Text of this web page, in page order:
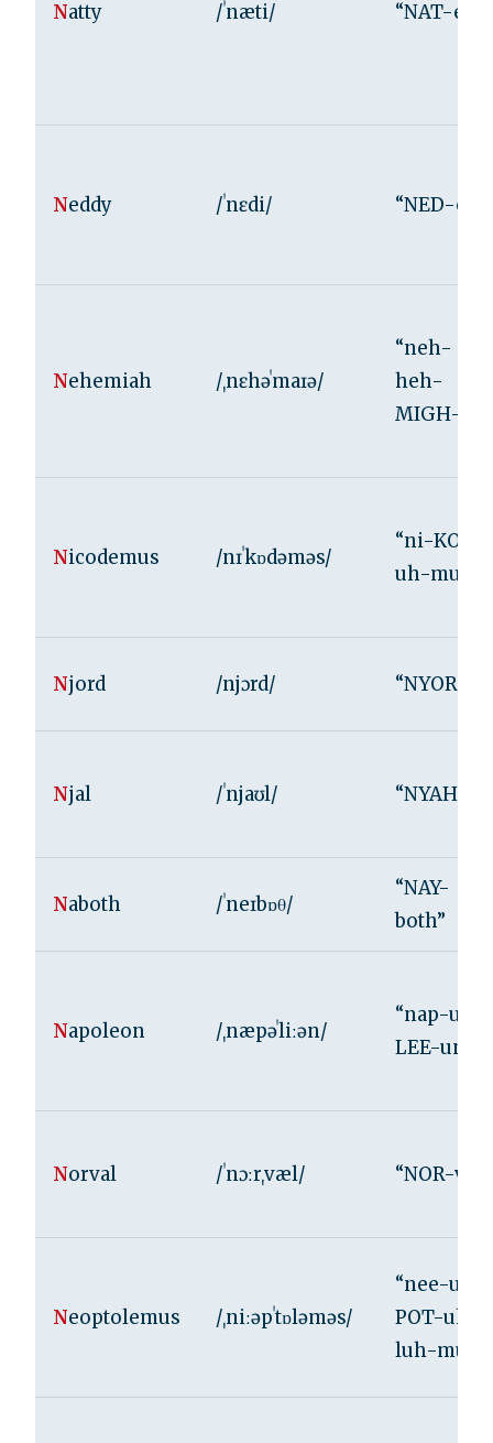
Natty /ˈnæti/ “NAT-ee”
Neddy /ˈnɛdi/ “NED-ee”
Nehemiah /ˌnɛhəˈmaɪə/
“neh-
heh-
MIGH-uh”
Nicodemus /nɪˈkɒdəməs/
“ni-KOD-
uh-muhs”
Njord /njɔrd/ “NYORD”
Njal /ˈnjaʊl/ “NYAHL”
Naboth /ˈneɪbɒθ/
“NAY-
both”
Napoleon /ˌnæpəˈliːən/
“nap-uh-
LEE-un”
Norval /ˈnɔːrˌvæl/ “NOR-val”
Neoptolemus /ˌniːəpˈtɒləməs/
“nee-uh-
POT-uh-
luh-mus”